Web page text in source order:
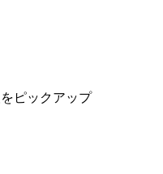
ピックアップ